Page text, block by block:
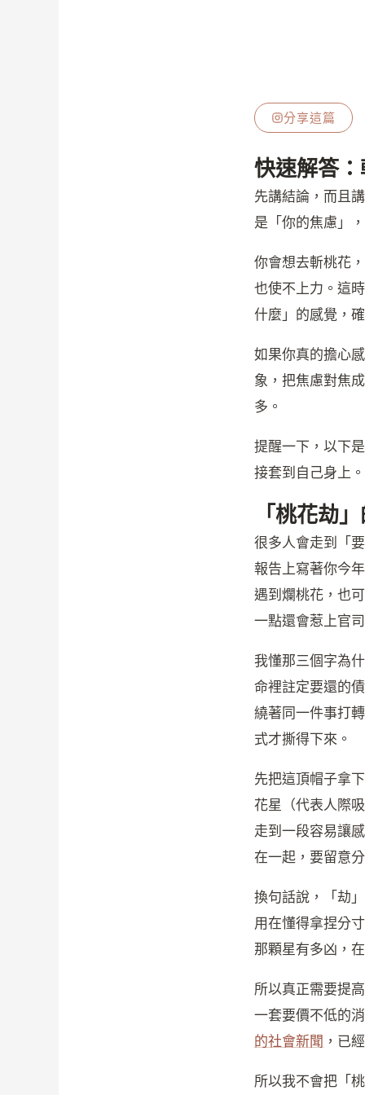
分享這篇
快速解答
先講結論，而且
是「你的焦慮」
你會想去斬桃花
也使不上力。這
什麼」的感覺，
如果你真的擔心
象，把焦慮對焦
多。
提醒一下，以下
接套到自己身上。
「桃花劫
很多人會走到「
報告上寫著你今
遇到爛桃花，也
一點還會惹上官
我懂那三個字為
命裡註定要還的
繞著同一件事打
式才撕得下來。
先把這頂帽子拿
花星（代表人際
走到一段容易讓
在一起，要留意
換句話說，「劫
用在懂得拿捏分
那顆星有多凶，
所以真正需要提
一套要價不低的
的社會新聞 ，已
所以我不會把「